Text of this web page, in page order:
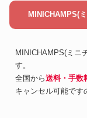
MINICHAMPS(
MINICHAMPS(ミニ
す。
全国から送料・手数
キャンセル可能です